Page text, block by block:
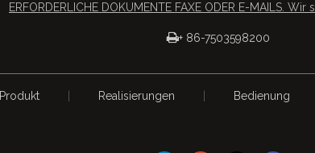
ERFORDERLICHE DOKUMENTE FAXE ODER E-MAILS.
+ 86-7503598200
Produkt Realisierungen Bedienung